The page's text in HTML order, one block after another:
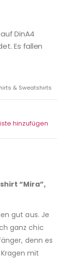
DinA4
Es fallen
& Sweatshirts
hinzufügen
“Mira”,
gut aus. Je
ganz chic
denn es
mit